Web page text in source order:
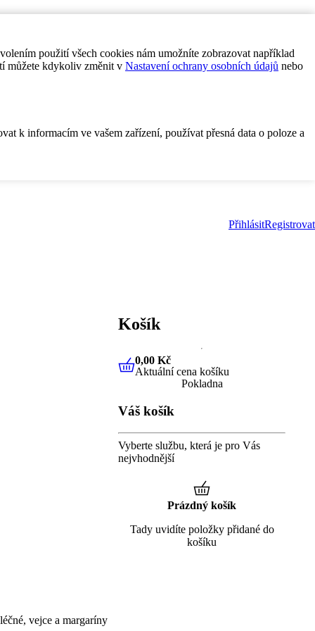
použití všech cookies nám umožníte zobrazovat například
můžete kdykoliv změnit v Nastavení ochrany osobních údajů nebo
k informacím ve vašem zařízení, používat přesná data o poloze a
PřihlásitRegistrovat
vejce a margaríny
Košík
0,00 KčAktuální cena košíku
0,00 Kč
Aktuální cena košíku
Pokladna
Váš košík
Vyberte službu, která je pro Vás
nejvhodnější
Prázdný košík
Tady uvidíte položky přidané do
košíku